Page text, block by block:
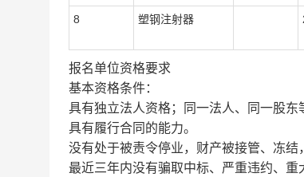
8 塑钢注射器
报名单位资格要求
基本资格条件：
具有独立法人资格；同一法人、同一股东
具有履行合同的能力。
没有处于被责令停业，财产被接管、冻结
最近三年内没有骗取中标、严重违约、重